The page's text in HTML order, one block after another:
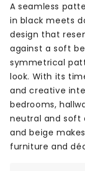
A seamless
in black meets
design that
against a soft
symmetrical
look. With its
and creative
bedrooms,
neutral and soft
and beige
furniture and